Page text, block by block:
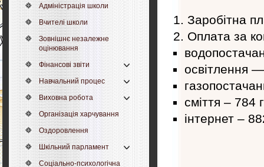
Адміністрація школи
Вчителі школи
Зовнішнє незалежне
оцінювання
Фінансові звіти
Навчальний процес
Виховна робота
Організація харчування
Оздоровлення
Шкільний парламент
Соціально-психологічна
Заробітна
Оплата за
освітлення
сміття – 784
інтернет –